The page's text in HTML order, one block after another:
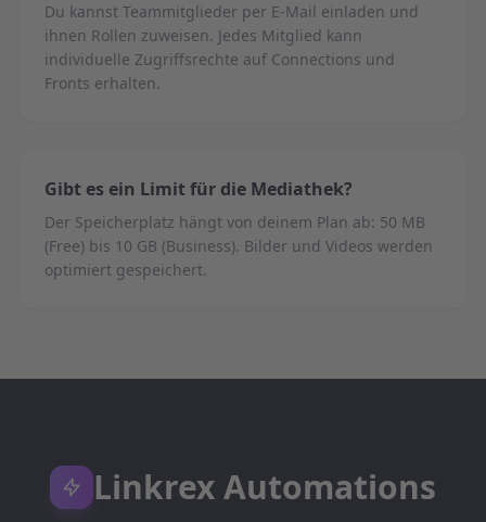
Du kannst Teammitglieder per E-Mail einladen und
ihnen Rollen zuweisen. Jedes Mitglied kann
individuelle Zugriffsrechte auf Connections und
Fronts erhalten.
Gibt es ein Limit für die Mediathek?
Der Speicherplatz hängt von deinem Plan ab: 50 MB
(Free) bis 10 GB (Business). Bilder und Videos werden
optimiert gespeichert.
Linkrex Automations